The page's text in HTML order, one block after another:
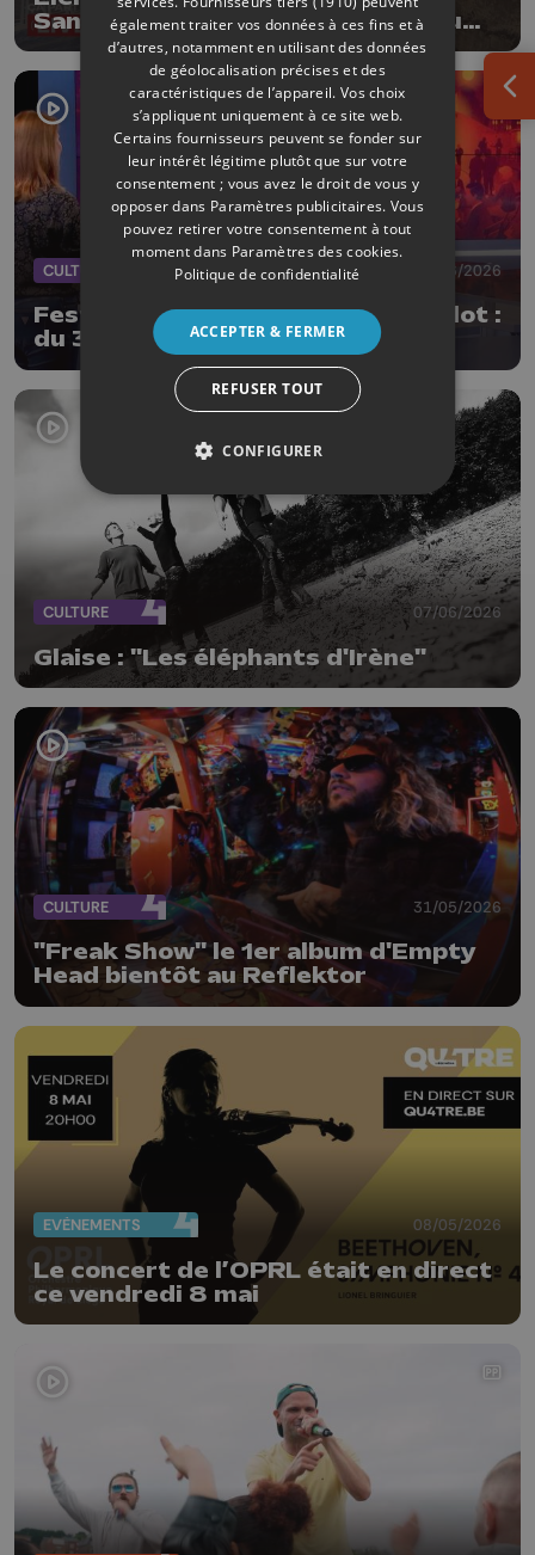
Sanchez : un concert suspendu au
Fort d'Eben-Emael
CULTURE 13/06/2026
Festival Vacances Théâtre Stavelot :
du 3 au 12 juillet
CULTURE 07/06/2026
Glaise : "Les éléphants d'Irène"
CULTURE 31/05/2026
"Freak Show" le 1er album d'Empty
Head bientôt au Reflektor
EVÈNEMENTS 08/05/2026
Le concert de l’OPRL était en direct
ce vendredi 8 mai
également traiter vos données à ces fins et à
d’autres, notamment en utilisant des données
de géolocalisation précises et des
caractéristiques de l’appareil. Vos choix
s’appliquent uniquement à ce site web.
Certains fournisseurs peuvent se fonder sur
leur intérêt légitime plutôt que sur votre
consentement ; vous avez le droit de vous y
opposer dans Paramètres publicitaires. Vous
pouvez retirer votre consentement à tout
moment dans Paramètres des cookies.
Politique de confidentialité
ACCEPTER & FERMER
REFUSER TOUT
CONFIGURER